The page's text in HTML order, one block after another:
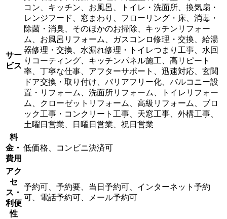
サー
ビス
コン、キッチン、お風呂、トイレ・洗面所、換気扇・
レンジフード、窓まわり、フローリング・床、消毒・
除菌・消臭、そのほかのお掃除、キッチンリフォー
ム、お風呂リフォーム、ガスコンロ修理・交換、給湯
器修理・交換、水漏れ修理・トイレつまり工事、水回
りコーティング、キッチンパネル施工、高リピート
率、丁寧な仕事、アフターサポート、迅速対応、玄関
ドア交換・取り付け、バリアフリー化、バルコニー設
置・リフォーム、洗面所リフォーム、トイレリフォー
ム、クローゼットリフォーム、高級リフォーム、ブロ
ック工事・コンクリート工事、天窓工事、外構工事、
土曜日営業、日曜日営業、祝日営業
料
金・
費用
低価格、コンビニ決済可
アク
セ
ス・
利便
性
予約可、予約要、当日予約可、インターネット予約
可、電話予約可、メール予約可